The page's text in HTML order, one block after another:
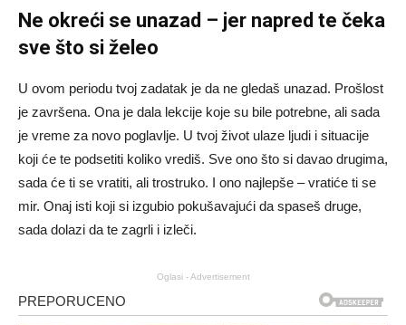
Ne okreći se unazad – jer napred te čeka
sve što si želeo
U ovom periodu tvoj zadatak je da ne gledaš unazad. Prošlost
je završena. Ona je dala lekcije koje su bile potrebne, ali sada
je vreme za novo poglavlje. U tvoj život ulaze ljudi i situacije
koji će te podsetiti koliko vrediš. Sve ono što si davao drugima,
sada će ti se vratiti, ali trostruko. I ono najlepše – vratiće ti se
mir. Onaj isti koji si izgubio pokušavajući da spaseš druge,
sada dolazi da te zagrli i izleči.
Oglasi - Advertisement